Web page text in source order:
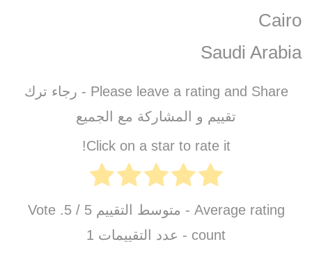
Cairo
Saudi Arabia
Please leave a rating and Share - رجاء ترك
تقييم و المشاركة مع الجميع
Click on a star to rate it!
Average rating - متوسط التقييم 5
/ 5. Vote
count - عدد التقييمات
1